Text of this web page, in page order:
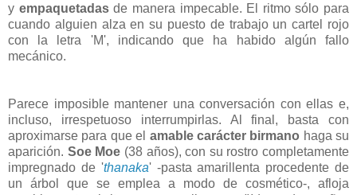
y empaquetadasde manera impecable. El ritmo sólo para
cuando alguien alza en su puesto de trabajo un cartel rojo
con la letra 'M', indicando que ha habido algún fallo
mecánico.
Parece imposible mantener una conversación con ellas e,
incluso, irrespetuoso interrumpirlas. Al final, basta con
aproximarse para que el amable carácter birmano haga su
aparición. Soe Moe (38 años), con su rostro completamente
impregnado de 'thanaka' -pasta amarillenta procedente de
un árbol que se emplea a modo de cosmético-, afloja